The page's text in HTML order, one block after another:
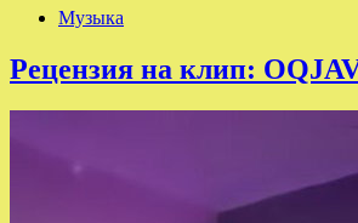
Музыка
Рецензия на клип: